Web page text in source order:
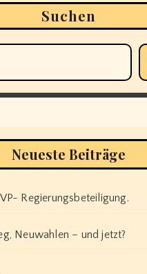
Suchen
Neueste Beiträge
Regierungsbeteiligung.
Neuwahlen – und jetzt?